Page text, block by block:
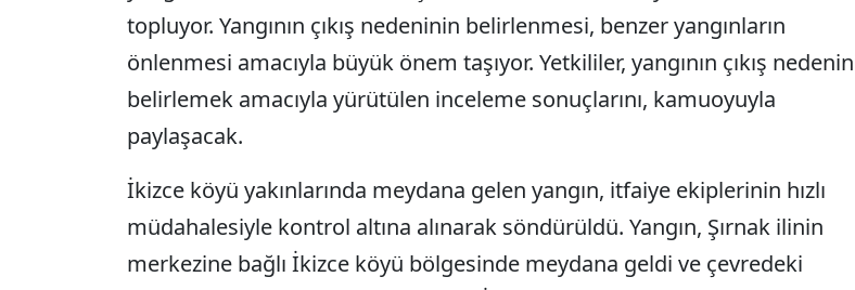
topluyor. Yangının çıkış nedeninin belirlenmesi, benzer yangınların
önlenmesi amacıyla büyük önem taşıyor. Yetkililer, yangının çıkış
belirlemek amacıyla yürütülen inceleme sonuçlarını, kamuoyuyla
paylaşacak.
İkizce köyü yakınlarında meydana gelen yangın, itfaiye ekiplerinin hızlı
müdahalesiyle kontrol altına alınarak söndürüldü. Yangın, Şırnak ilinin
merkezine bağlı İkizce köyü bölgesinde meydana geldi ve çevredeki